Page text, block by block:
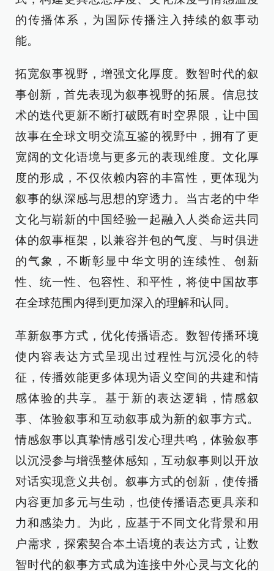
的传播体系，为国际传播注入持续的叙事动
能。
拓宽叙事视野，增强文化厚度。数智时代的叙
事创新，首先表现为叙事视野的拓展。信息技
术的迭代更新不断打破既有时空界限，让中国
故事在全球文明交流互鉴的视野中，拥有了更
宽阔的文化语境与更多元的表现维度。文化厚
度的形成，不仅依赖内容的丰富性，更体现为
叙事的纵深感与思想的穿透力。当古老的中华
文化与崭新的中国经验一起融入人类命运共同
体的叙事框架，以兼容并包的气度、与时俱进
的气象，不断彰显中华文明的连续性、创新
性、统一性、包容性、和平性，将使中国故事
在全球范围内得到更加深入的理解和认同。
革新叙事方式，优化传播语态。数智传播环境
使内容表达方式呈现出过程性与沉浸化的特
征，传播效能更多体现为语义空间的共建和情
感体验的共享。基于新的表达逻辑，情感叙
事、体验叙事和互动叙事成为新的叙事方式。
情感叙事以真挚情感引发心理共鸣，体验叙事
以沉浸参与增强整体感知，互动叙事则以开放
对话实现意义共创。叙事方式的创新，使传播
内容更加多元与生动，也使传播语态更具亲和
力和感染力。为此，应基于不同文化背景和用
户需求，探索契合本土语境的表达方式，让数
智时代的叙事方式成为连接中外心灵与文化的